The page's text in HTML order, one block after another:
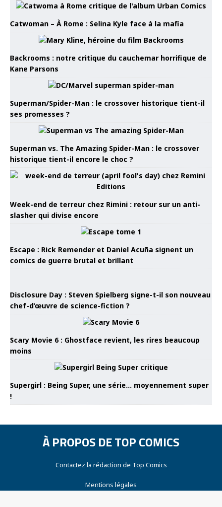
Catwoman – À Rome : Selina Kyle face à la mafia
Backrooms : notre critique du cauchemar horrifique de
Kane Parsons
Superman/Spider-Man : le crossover historique tient-il
ses promesses ?
Superman vs. The Amazing Spider-Man : le crossover
historique tient-il encore le choc ?
Week-end de terreur chez Rimini : retour sur un anti-
slasher qui divise encore
Escape : Rick Remender et Daniel Acuña signent un
comics de guerre brutal et brillant
Disclosure Day : Steven Spielberg signe-t-il son nouveau
chef-d’œuvre de science-fiction ?
Scary Movie 6 : Ghostface revient, les rires beaucoup
moins
Supergirl : Being Super, une série… moyennement super
!
À PROPOS DE TOP COMICS
Contactez la rédaction de Top Comics
Mentions légales